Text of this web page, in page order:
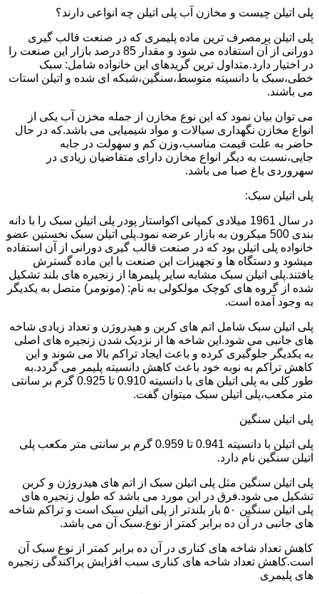
پلی اتیلن چیست و مخازن آب پلی اتیلن چه انواعی دارند؟
پلی اتیلن پرمصرف ترین ماده پلیمری که در صنعت قالب گیری
دورانی از آن استفاده می شود و مقدار 85 درصد بازار این صنعت را
در اختیار دارد.متداول ترین گریدهای این خانواده شامل: سبک
خطی،سبک با دانسیته متوسط،سنگین،شبکه ای شده و اتیلن استات
می باشند.
می توان بیان نمود که این نوع مخازن از جمله مخزن آب یکی از
انواع مخازن نگهداری سیالات و مواد شیمیایی می باشد.که در حال
حاضر به علت قیمت مناسب،وزن کم و سهولت در جابه
جایی،نسبت به دیگر انواع مخازن دارای متقاضیان زیادی در
سهروردی باغ صبا می باشد.
پلی اتیلن سبک:
در سال 1961 میلادی کمپانی اکواستار پودر پلی اتیلن سبک را با دانه
بندی 500 میکرون به بازار عرضه نمود.پلی اتیلن سبک نخستین عضو
خانواده پلی اتیلن بود که در صنعت قالب گیری دورانی از آن استفاده
میشود و دستگاه ها و تجهیزات این صنعت با این ماده گسترش
یافتند.پلی اتیلن سبک مشابه سایر پلیمرها از زنجیره های بلند تشکیل
شده از گروه های کوچک مولکولی به نام: (مونومر) متصل به یکدیگر
به وجود آمده است.
پلی اتیلن سبک شامل اتم های کربن و هیدروژن و تعداد زیادی شاخه
های جانبی می شود.این شاخه ها از نزدیک شدن زنجیره های اصلی
به یکدیگر جلوگیری کرده و باعث ایجاد تراکم بالا می شوند و این
کاهش تراکم به نوبه خود باعث کاهش دانسیته پلیمر می گردد.به
طور کلی به پلی اتیلن های با دانسیته 0.910 تا 0.925 گرم بر سانتی
متر مکعب،پلی اتیلن سبک میتوان گفت.
پلی اتیلن سنگین
پلی اتیلن با دانسیته 0.941 تا 0.959 گرم بر سانتی متر مکعب پلی
اتیلن سنگین نام دارد.
پلی اتیلن سنگین مثل پلی اتیلن سبک از اتم های هیدروژن و کربن
تشکیل می شود.فرق در این مورد می باشد که طول زنجیره های
پلی اتیلن سنگین ۵۰ بار بلندتر از پلی اتیلن سبک است و تراکم شاخه
های جانبی در آن ده برابر کمتر از نوع.سبک آن می باشد.
کاهش تعداد شاخه های کناری در آن ده برابر کمتر از نوع سبک آن
است.کاهش تعداد شاخه های کناری سبب افزایش پراکندگی زنجیره
های پلیمری